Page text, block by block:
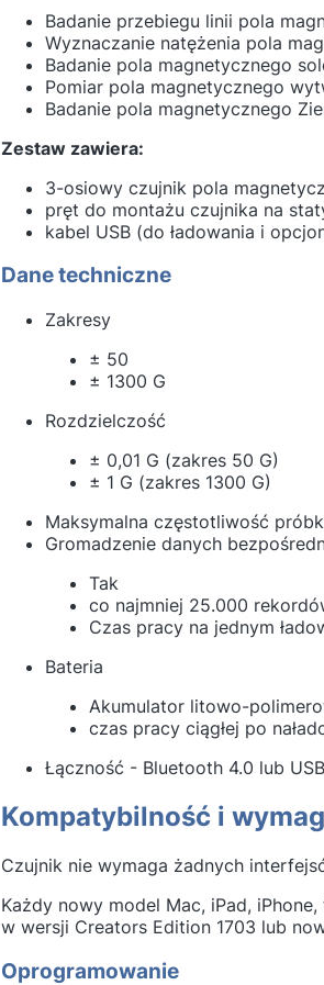
Badanie przebiegu linii pola
Wyznaczanie natężenia pola
Badanie pola magnetycznego
Pomiar pola magnetycznego
Badanie pola magnetycznego
Zestaw zawiera:
3-osiowy czujnik pola
pręt do montażu czujnika na
kabel USB (do ładowania i
Dane techniczne
Zakresy
± 50
± 1300 G
Rozdzielczość
± 0,01 G (zakres 50 G)
± 1 G (zakres 1300 G)
Maksymalna częstotliwość
Gromadzenie danych
Tak
co najmniej 25.000
Czas pracy na jednym
Bateria
Akumulator litowo-
czas pracy ciągłej po
Łączność - Bluetooth 4.0 lub USB
Kompatybilność i
Czujnik nie wymaga żadnych
Każdy nowy model Mac, iPad,
w wersji Creators Edition 1703 lub
Oprogramowanie